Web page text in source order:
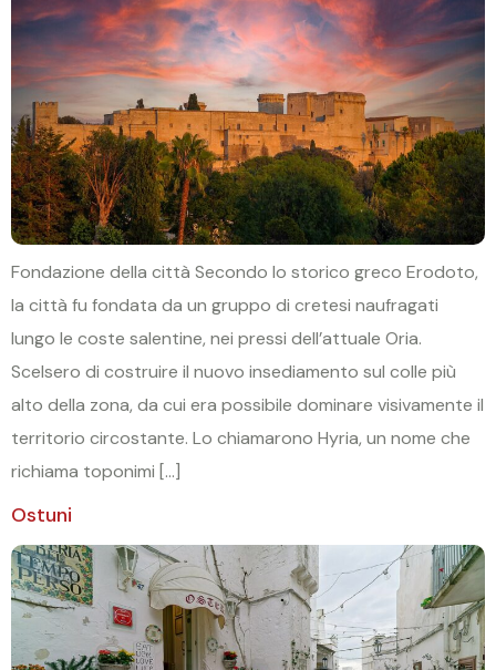
Fondazione della città Secondo lo storico greco Erodoto,
la città fu fondata da un gruppo di cretesi naufragati
lungo le coste salentine, nei pressi dell’attuale Oria.
Scelsero di costruire il nuovo insediamento sul colle più
alto della zona, da cui era possibile dominare visivamente il
territorio circostante. Lo chiamarono Hyria, un nome che
richiama toponimi […]
Ostuni